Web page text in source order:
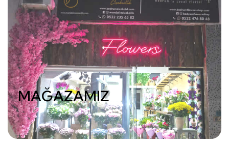
MAĞAZAMIZ